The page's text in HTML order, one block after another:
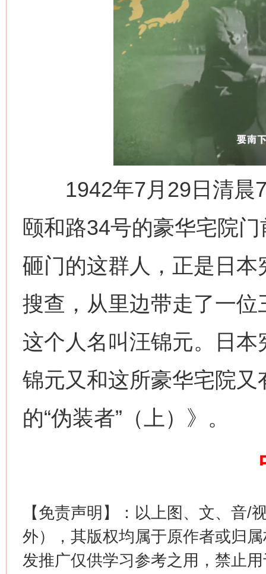
1942年7月29日清晨7
颐和路34号的豪华宅院
砸门的这群人，正是日
搜查，从里边带走了一
这个人名叫汪锦元。日
锦元又和这所豪华宅院
的“伪装者”（上）》。
【免责声明】：以上图、文、音/
外），其版权均属于原作者或归
发推广仅供学习参考之用，禁止
网上购药对药下症？